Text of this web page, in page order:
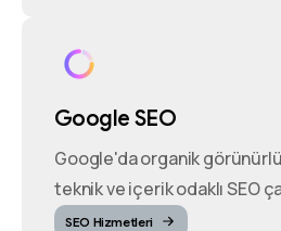
Google SEO
Google'da organik
teknik ve içerik odaklı SEO
SEO Hizmetleri